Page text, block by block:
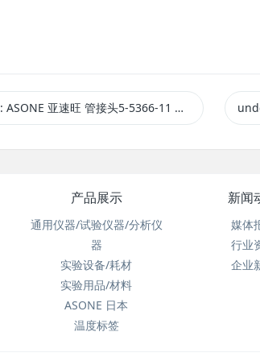
: ASONE 亚速旺 管接头5-5366-11 原厂授权供应
产品展示
通用仪器/试验仪器/分析仪
器
实验设备/耗材
实验用品/材料
ASONE 日本
温度标签
新闻
媒体
行业
企业